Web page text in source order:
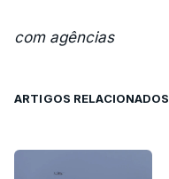
com agências
ARTIGOS RELACIONADOS